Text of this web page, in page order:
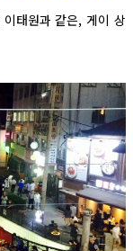
태원과 같은, 게이 상